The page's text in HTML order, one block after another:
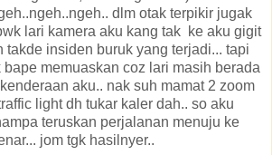
dlm otak terpikir jugak
lari kamera aku kang tak ke aku gigit
takde insiden buruk yang terjadi... tapi
memuaskan coz lari masih berada
aku.. nak suh mamat 2 zoom
light dh tukar kaler dah.. so aku
teruskan perjalanan menuju ke
jom tgk hasilnyer..